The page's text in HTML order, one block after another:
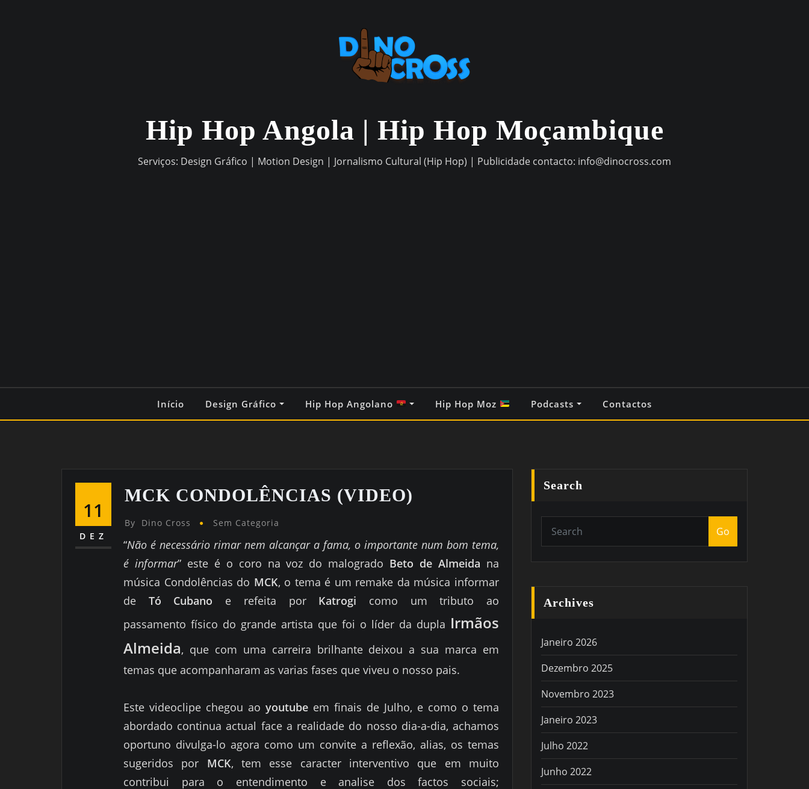
Hip Hop Angola | Hip Hop Moçambique
Serviços: Design Gráfico | Motion Design | Jornalismo Cultural (Hip Hop) | Publicidade contacto: info@dinocross.com
Início Design Gráfico Hip Hop Angolano Hip Hop Moz Podcasts Contactos
11
DEZ
MCK CONDOLÊNCIAS (VIDEO)
By Dino Cross Sem Categoria
“Não é necessário rimar nem alcançar a fama, o importante num bom tema,
é informar” este é o coro na voz do malogrado Beto de Almeida na
música Condolências do MCK, o tema é um remake da música informar
de Tó Cubano e refeita por Katrogi como um tributo ao
passamento físico do grande artista que foi o líder da dupla Irmãos
Almeida, que com uma carreira brilhante deixou a sua marca em
temas que acompanharam as varias fases que viveu o nosso pais.
Este videoclipe chegou ao youtube em finais de Julho, e como o tema
abordado continua actual face a realidade do nosso dia-a-dia, achamos
oportuno divulga-lo agora como um convite a reflexão, alias, os temas
sugeridos por MCK, tem esse caracter interventivo que em muito
contribui para o entendimento e analise dos factos sociais;
Search
Go
Archives
Janeiro 2026
Dezembro 2025
Novembro 2023
Janeiro 2023
Julho 2022
Junho 2022